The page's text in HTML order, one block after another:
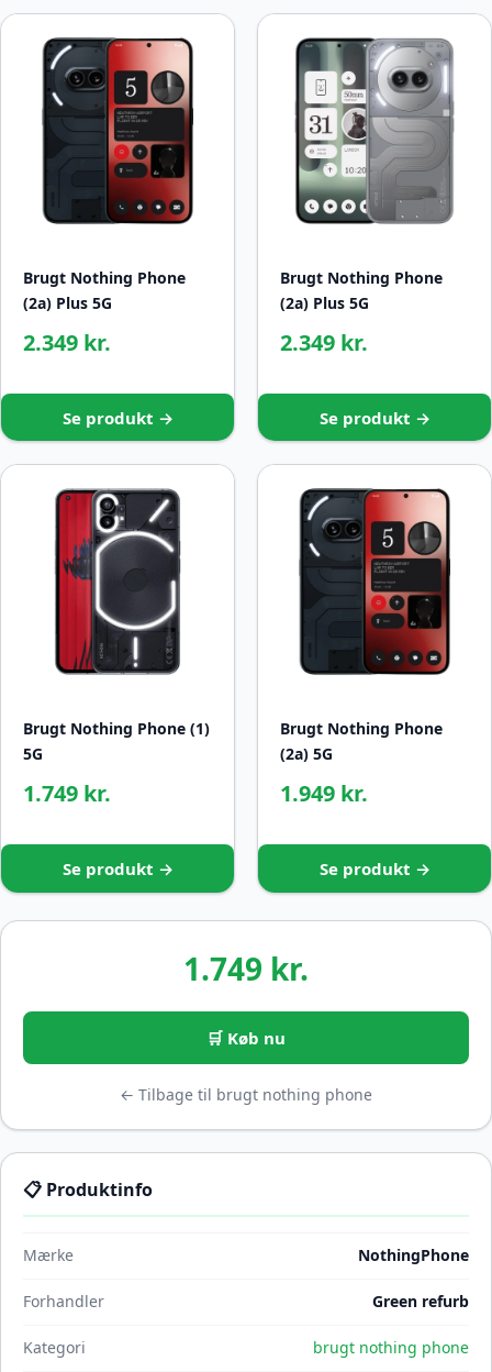
Brugt Nothing Phone
(2a) Plus 5G
2.349 kr.
Se produkt →
Brugt Nothing Phone
(2a) Plus 5G
2.349 kr.
Se produkt →
Brugt Nothing Phone (1)
5G
1.749 kr.
Se produkt →
Brugt Nothing Phone
(2a) 5G
1.949 kr.
Se produkt →
1.749 kr.
🛒 Køb nu
← Tilbage til brugt nothing phone
📋 Produktinfo
Mærke NothingPhone
Forhandler Green refurb
Kategori brugt nothing phone